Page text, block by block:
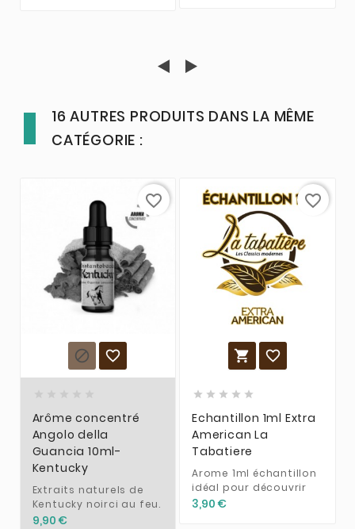
16 AUTRES PRODUITS DANS LA MÊME
CATÉGORIE :
 
Arôme concentré
Angolo della
Guancia 10ml-
Kentucky
Extraits naturels de
Kentucky noirci au feu.
9,90 €
favorite_border
 
    
Echantillon 1ml Extra
American La
Tabatiere
Arome 1ml échantillon
idéal pour découvrir
3,90 €
favorite_border